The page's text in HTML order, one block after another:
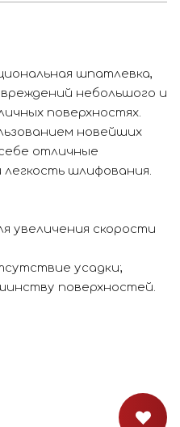
шпатлевка,
небольшого и
поверхностях.
новейших
отличные
шлифования.
увеличения скорости
усадки;
поверхностей.